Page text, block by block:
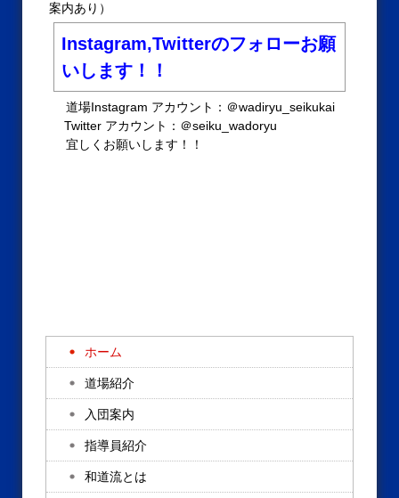
案内あり）
Instagram,Twitterのフォローお願
いします！！
道場Instagram アカウント：＠wadiryu_seikukai
Twitter アカウント：＠seiku_wadoryu
宜しくお願いします！！
ホーム
道場紹介
入団案内
指導員紹介
和道流とは